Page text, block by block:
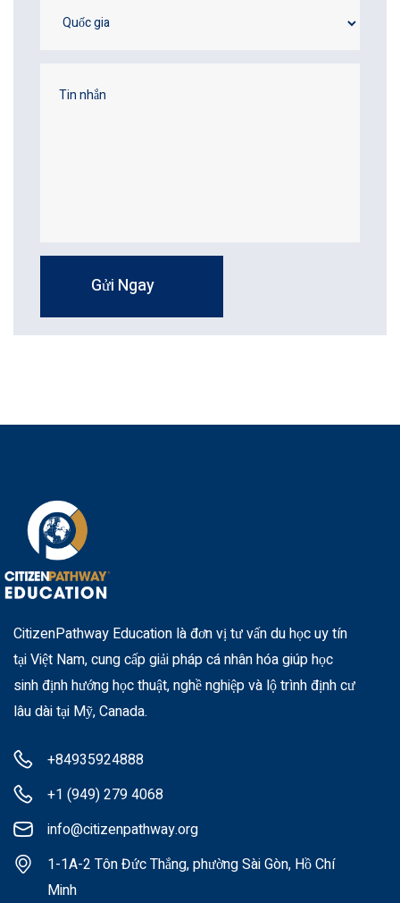
Gửi Ngay
CitizenPathway Education là đơn vị tư vấn du học uy tín
tại Việt Nam, cung cấp giải pháp cá nhân hóa giúp học
sinh định hướng học thuật, nghề nghiệp và lộ trình định cư
lâu dài tại Mỹ, Canada.
+84935924888
+1 (949) 279 4068
info@citizenpathway.org
1-1A-2 Tôn Đức Thắng, phường Sài Gòn, Hồ Chí
Minh